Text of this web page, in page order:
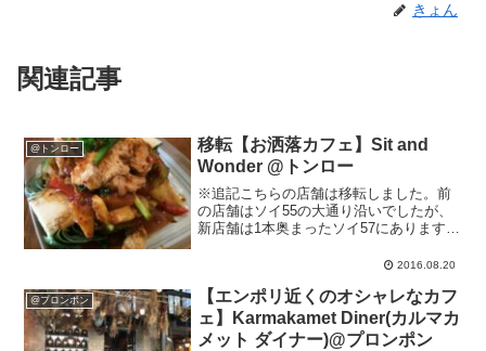
きょん
関連記事
@トンロー
移転【お洒落カフェ】Sit and
Wonder @トンロー
※追記こちらの店舗は移転しました。前
の店舗はソイ55の大通り沿いでしたが、
新店舗は1本奥まったソイ57にあります。
以下は移転前の情報です。移住生活1ヶ月
活… 息子の保育園...
2016.08.20
@プロンポン
【エンポリ近くのオシャレなカフ
ェ】Karmakamet Diner(カルマカ
メット ダイナー)@プロンポン